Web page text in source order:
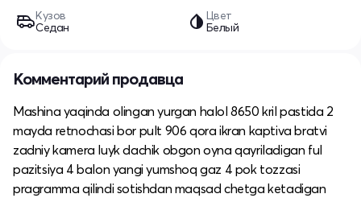
Кузов
Седан
Цвет
Белый
Комментарий продавца
Mashina yaqinda olingan yurgan halol 8650 kril pastida 2
mayda retnochasi bor pult 906 qora ikran kaptiva bratvi
zadniy kamera luyk dachik obgon oyna qayriladigan ful
pazitsiya 4 balon yangi yumshoq gaz 4 pok tozzasi
pragramma qilindi sotishdan maqsad chetga ketadigan